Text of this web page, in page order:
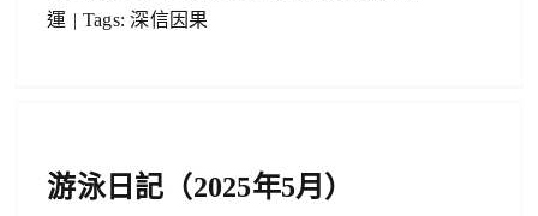
運 | Tags:深信因果
游泳日記（2025年5月）